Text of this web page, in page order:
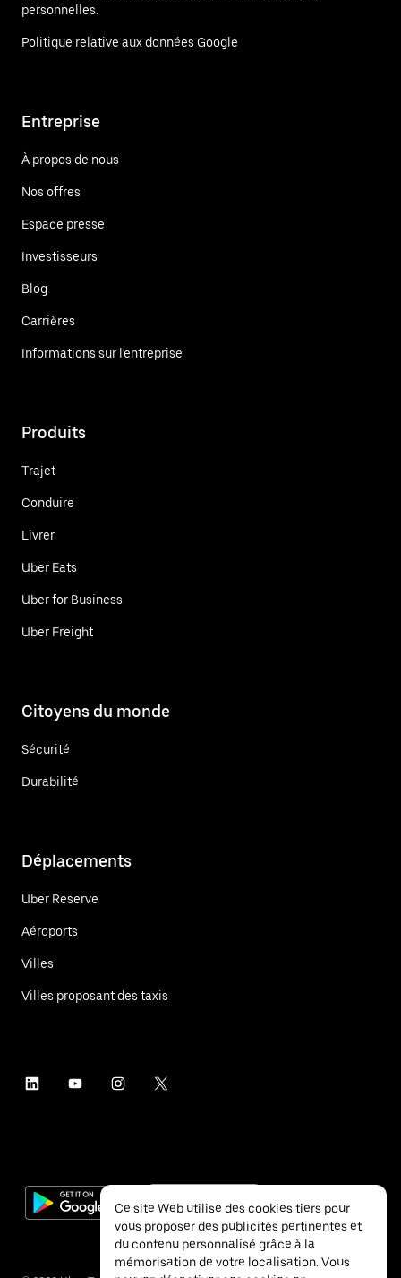
personnelles.
Politique relative aux données Google
Entreprise
À propos de nous
Nos offres
Espace presse
Investisseurs
Blog
Carrières
Informations sur l'entreprise
Produits
Trajet
Conduire
Livrer
Uber Eats
Uber for Business
Uber Freight
Citoyens du monde
Sécurité
Durabilité
Déplacements
Uber Reserve
Aéroports
Villes
Villes proposant des taxis
Ce site Web utilise des cookies tiers pour
vous proposer des publicités pertinentes et
du contenu personnalisé grâce à la
mémorisation de votre localisation. Vous